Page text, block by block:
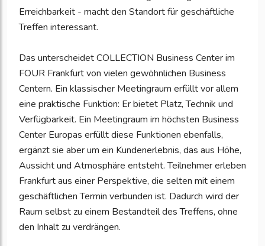
Erreichbarkeit - macht den Standort für geschäftliche
Treffen interessant.
Das unterscheidet COLLECTION Business Center im
FOUR Frankfurt von vielen gewöhnlichen Business
Centern. Ein klassischer Meetingraum erfüllt vor allem
eine praktische Funktion: Er bietet Platz, Technik und
Verfügbarkeit. Ein Meetingraum im höchsten Business
Center Europas erfüllt diese Funktionen ebenfalls,
ergänzt sie aber um ein Kundenerlebnis, das aus Höhe,
Aussicht und Atmosphäre entsteht. Teilnehmer erleben
Frankfurt aus einer Perspektive, die selten mit einem
geschäftlichen Termin verbunden ist. Dadurch wird der
Raum selbst zu einem Bestandteil des Treffens, ohne
den Inhalt zu verdrängen.